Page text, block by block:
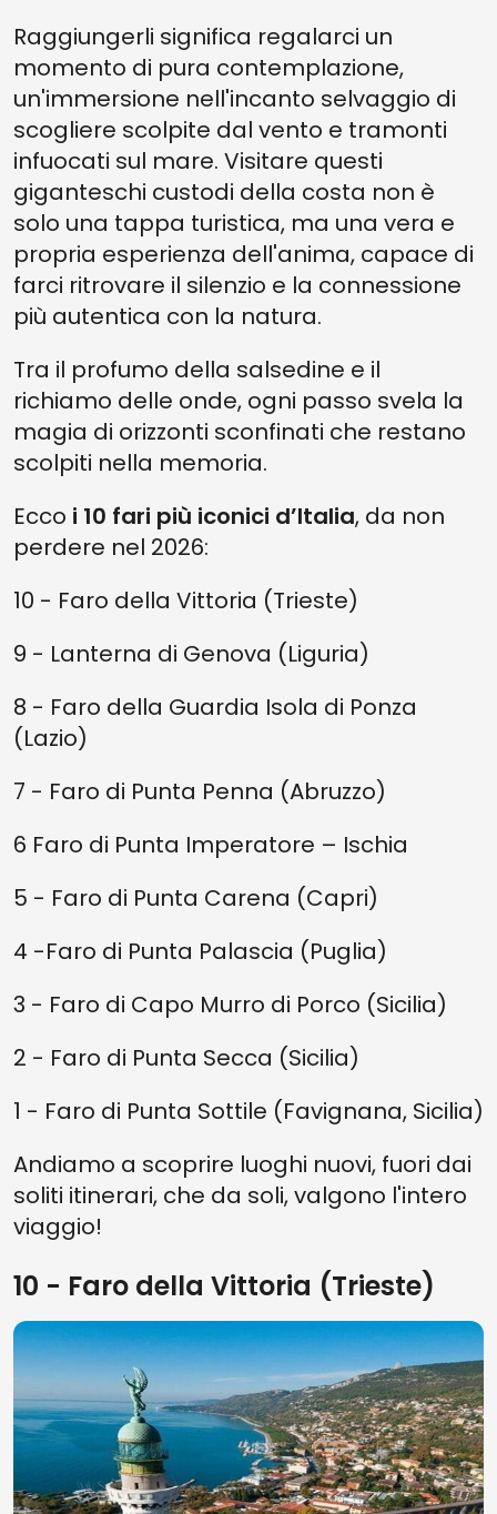
Raggiungerli significa regalarci un
momento di pura contemplazione,
un'immersione nell'incanto selvaggio di
scogliere scolpite dal vento e tramonti
infuocati sul mare. Visitare questi
giganteschi custodi della costa non è
solo una tappa turistica, ma una vera e
propria esperienza dell'anima, capace di
farci ritrovare il silenzio e la connessione
più autentica con la natura.
Tra il profumo della salsedine e il
richiamo delle onde, ogni passo svela la
magia di orizzonti sconfinati che restano
scolpiti nella memoria.
Ecco i 10 fari più iconici d’Italia, da non
perdere nel 2026:
10 - Faro della Vittoria (Trieste)
9 - Lanterna di Genova (Liguria)
8 - Faro della Guardia Isola di Ponza
(Lazio)
7 - Faro di Punta Penna (Abruzzo)
6 Faro di Punta Imperatore – Ischia
5 - Faro di Punta Carena (Capri)
4 -Faro di Punta Palascia (Puglia)
3 - Faro di Capo Murro di Porco (Sicilia)
2 - Faro di Punta Secca (Sicilia)
1 - Faro di Punta Sottile (Favignana, Sicilia)
Andiamo a scoprire luoghi nuovi, fuori dai
soliti itinerari, che da soli, valgono l'intero
viaggio!
10 - Faro della Vittoria (Trieste)